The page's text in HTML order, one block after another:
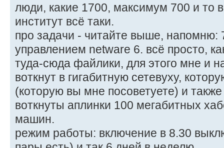
люди, какие 1700, максимум 700 и то
институт всё таки.
про задачи - читайте выше, напомню:
управлением netware 6. всё просто,
туда-сюда файлики, для этого мне и
воткнут в гигабитную сетевуху,
(которую вы мне посоветуете) и также
воткнуты аплинки 100 мегабитных
машин.
режим работы: включение в 8.30